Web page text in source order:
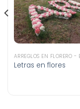
Letras en flores